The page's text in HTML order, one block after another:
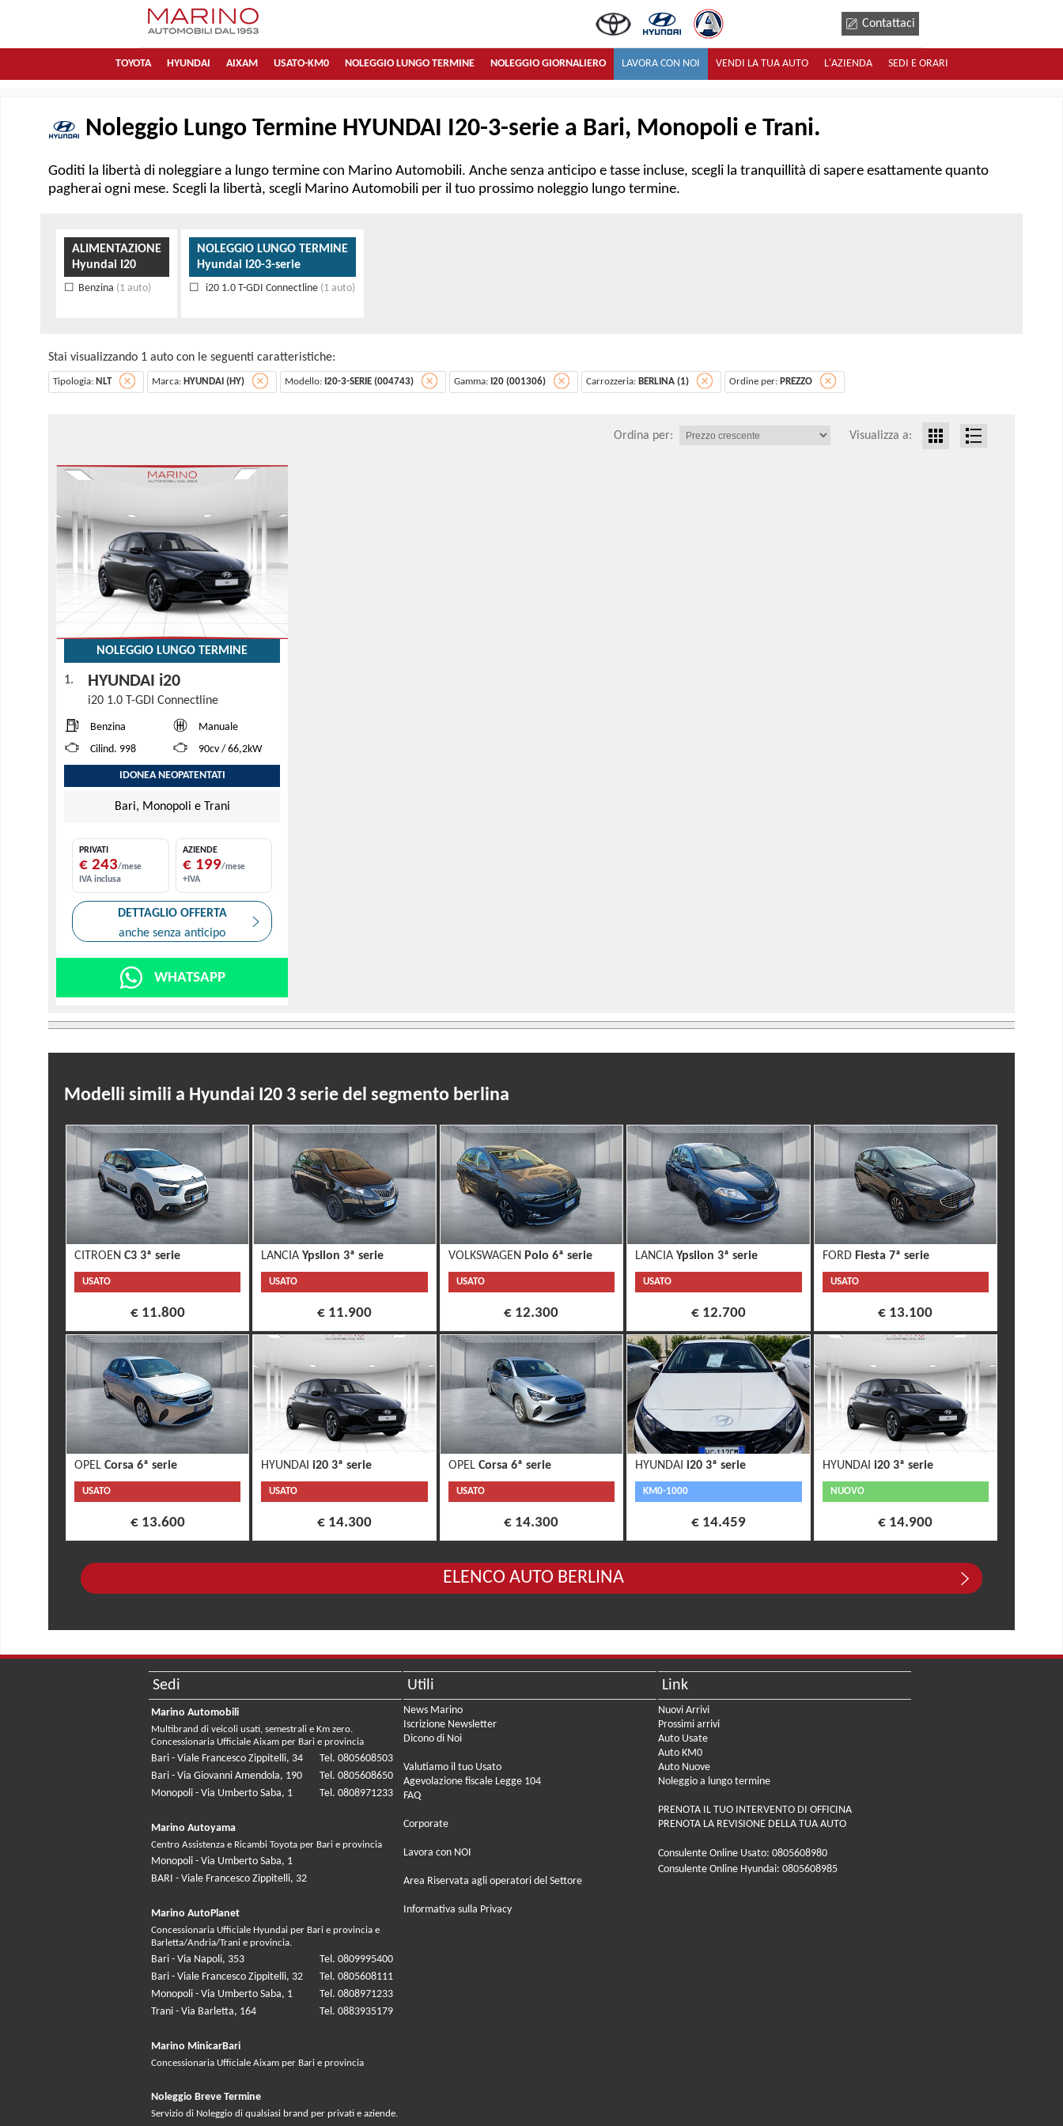
Contattaci
TOYOTA HYUNDAI AIXAM USATO-KM0 NOLEGGIO LUNGO TERMINE NOLEGGIO GIORNALIERO LAVORA CON NOI VENDI LA TUA AUTO L'AZIENDA SEDI E ORARI
Noleggio Lungo Termine HYUNDAI I20-3-serie a Bari, Monopoli e Trani.
Goditi la libertà di noleggiare a lungo termine con Marino Automobili. Anche senza anticipo e tasse incluse, scegli la tranquillità di sapere esattamente quanto
pagherai ogni mese. Scegli la libertà, scegli Marino Automobili per il tuo prossimo noleggio lungo termine.
ALIMENTAZIONE
Hyundai I20
Benzina (1 auto)
NOLEGGIO LUNGO TERMINE
Hyundai I20-3-serie
i20 1.0 T-GDI Connectline (1 auto)
Stai visualizzando 1 auto con le seguenti caratteristiche:
Tipologia: NLT Marca: HYUNDAI (HY) Modello: I20-3-SERIE (004743) Gamma: I20 (001306) Carrozzeria: BERLINA (1) Ordine per: PREZZO
Ordina per: Visualizza a:
NOLEGGIO LUNGO TERMINE
1. HYUNDAI i20
i20 1.0 T-GDI Connectline
Benzina
Manuale
Cilind. 998
90cv / 66,2kW
IDONEA NEOPATENTATI
Bari, Monopoli e Trani
PRIVATI
€ 243/mese
IVA inclusa
AZIENDE
€ 199/mese
+IVA
DETTAGLIO OFFERTA
anche senza anticipo
WHATSAPP
Modelli simili a Hyundai I20 3 serie del segmento berlina
CITROEN C3 3ª serie
USATO
€ 11.800
LANCIAYpsilon 3ª serie
USATO
€ 11.900
VOLKSWAGEN Polo 6ª serie
USATO
€ 12.300
LANCIAYpsilon 3ª serie
USATO
€ 12.700
FORD Fiesta 7ª serie
USATO
€ 13.100
OPEL Corsa 6ª serie
USATO
€ 13.600
HYUNDAIi20 3ª serie
USATO
€ 14.300
OPEL Corsa 6ª serie
USATO
€ 14.300
HYUNDAIi20 3ª serie
KM0-1000
€ 14.459
HYUNDAI i20 3ª serie
NUOVO
€ 14.900
ELENCO AUTO BERLINA
Sedi
Marino Automobili
Multibrand di veicoli usati, semestrali e Km zero.
Concessionaria Ufficiale Aixam per Bari e provincia
Bari - Viale Francesco Zippitelli, 34
Tel. 0805608503
Bari - Via Giovanni Amendola, 190
Tel. 0805608650
Monopoli - Via Umberto Saba, 1
Tel. 0808971233
Marino Autoyama
Centro Assistenza e Ricambi Toyota per Bari e provincia
Monopoli - Via Umberto Saba, 1
BARI - Viale Francesco Zippitelli, 32
Marino AutoPlanet
Concessionaria Ufficiale Hyundai per Bari e provincia e
Barletta/Andria/Trani e provincia.
Bari - Via Napoli, 353
Tel. 0809995400
Bari - Viale Francesco Zippitelli, 32
Tel. 0805608111
Monopoli - Via Umberto Saba, 1
Tel. 0808971233
Trani - Via Barletta, 164
Tel. 0883935179
Marino MinicarBari
Concessionaria Ufficiale Aixam per Bari e provincia
Noleggio Breve Termine
Servizio di Noleggio di qualsiasi brand per privati e aziende.
Utili
News Marino
Iscrizione Newsletter
Dicono di Noi
Valutiamo il tuo Usato
Agevolazione fiscale Legge 104
FAQ
Corporate
Lavora con NOI
Area Riservata agli operatori del Settore
Informativa sulla Privacy
Link
Nuovi Arrivi
Prossimi arrivi
Auto Usate
Auto KM0
Auto Nuove
Noleggio a lungo termine
PRENOTA IL TUO INTERVENTO DI OFFICINA
PRENOTA LA REVISIONE DELLA TUA AUTO
Consulente Online Usato: 0805608980
Consulente Online Hyundai: 0805608985